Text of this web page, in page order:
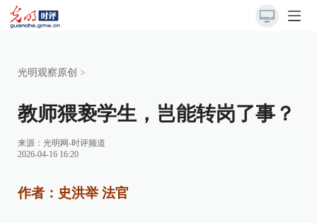
光明观察原创 >
教师猥亵学生，岂能转岗了事？
来源： 光明网-时评频道
2026-04-16 16:20
作者：史洪举 法官